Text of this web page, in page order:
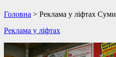
Головна > Реклама у ліфтах Суми
Реклама у ліфтах